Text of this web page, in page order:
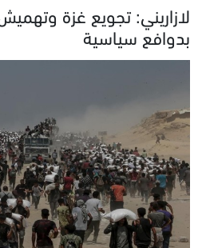
لازاريني: تجويع غزة
بدوافع سياسية